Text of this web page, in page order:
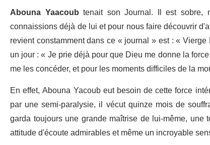
Abouna Yaacoub tenait son Journal. Il est sobre,
connaissions déjà de lui et pour nous faire découvrir
revient constamment dans ce « journal » est : «
un jour : « Je prie déjà pour que Dieu me donne la
me les concéder, et pour les moments difficiles de la
En effet, Abouna Yacoub eut besoin de cette force
par une semi-paralysie, il vécut quinze mois de
garda toujours une grande maîtrise de lui-même,
attitude d'écoute admirables et même un incroyable